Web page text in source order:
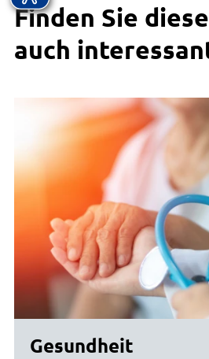
Finden Sie
auch
Gesundheit